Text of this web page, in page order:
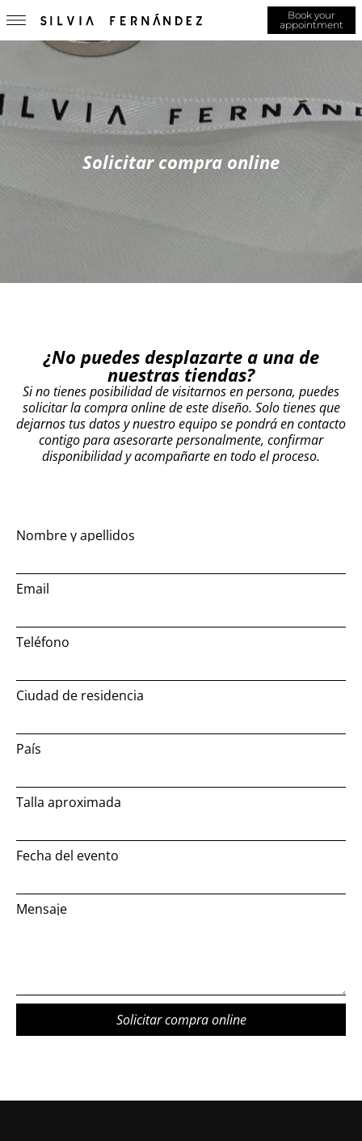
Book your
appointment
Solicitar compra online
¿No puedes desplazarte a una de
nuestras tiendas?
Si no tienes posibilidad de visitarnos en persona, puedes
solicitar la compra online de este diseño. Solo tienes que
dejarnos tus datos y nuestro equipo se pondrá en contacto
contigo para asesorarte personalmente, confirmar
disponibilidad y acompañarte en todo el proceso.
Nombre y apellidos
Email
Teléfono
Ciudad de residencia
País
Talla aproximada
Fecha del evento
Mensaje
Solicitar compra online